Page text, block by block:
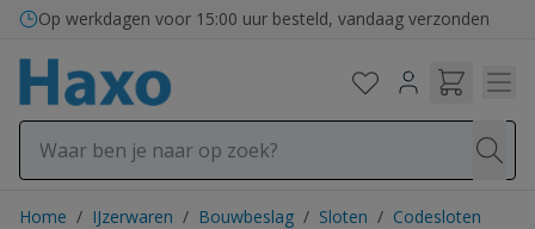
Ga naar de inhoud
Bezorging in binnen- en buitenland
Op werkdagen voor 15:00 uur besteld, vandaag verzonden
Home / IJzerwaren / Bouwbeslag / Sloten / Codesloten